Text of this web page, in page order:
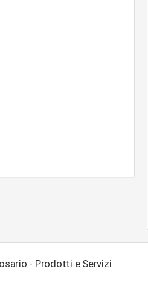
- Prodotti e Servizi